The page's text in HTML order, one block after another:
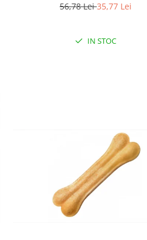
56,78 Lei35,77 Lei
IN STOC